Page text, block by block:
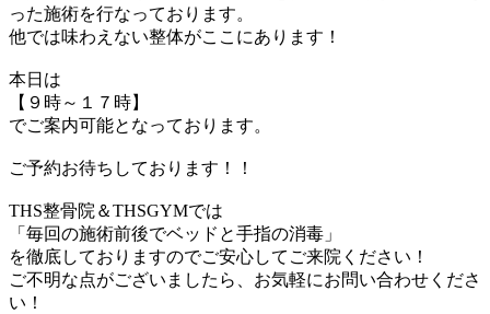
った施術を行なっております。
他では味わえない整体がここにあります！
本日は
【９時～１７時】
でご案内可能となっております。
ご予約お待ちしております！！
THS整骨院＆THSGYMでは
「毎回の施術前後でベッドと手指の消毒」
を徹底しておりますのでご安心してご来院ください！
ご不明な点がございましたら、お気軽にお問い合わせくださ
い！